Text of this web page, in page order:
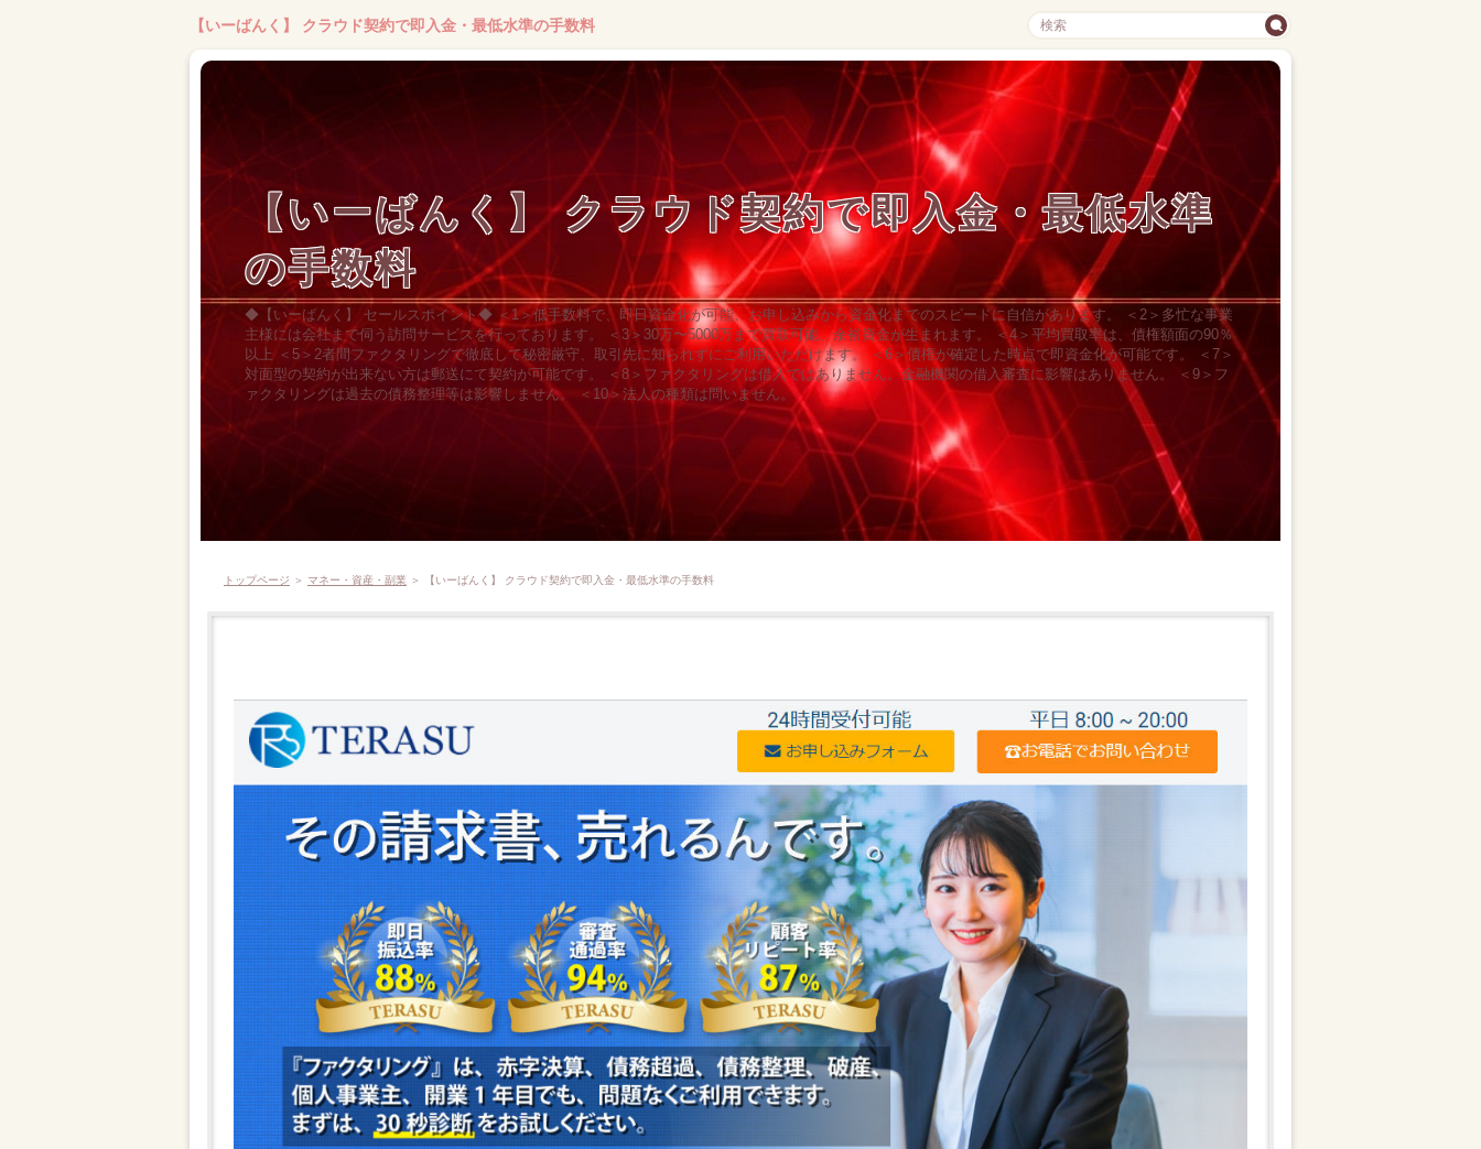
【いーばんく】 クラウド契約で即入金・最低水準の手数料
【いーばんく】 クラウド契約で即入金・最低水準
の手数料
◆【いーばんく】 セールスポイント◆ ＜1＞低手数料で、即日資金化が可能、お申し込みから資金化までのスピードに自信があります。 ＜2＞多忙な事業
主様には会社まで伺う訪問サービスを行っております。 ＜3＞30万〜5000万まで買取可能、余裕資金が生まれます。 ＜4＞平均買取率は、債権額面の90％
以上 ＜5＞2者間ファクタリングで徹底して秘密厳守、取引先に知られずにご利用いただけます。 ＜6＞債権が確定した時点で即資金化が可能です。 ＜7＞
対面型の契約が出来ない方は郵送にて契約が可能です。 ＜8＞ファクタリングは借入ではありません。金融機関の借入審査に影響はありません。 ＜9＞フ
ァクタリングは過去の債務整理等は影響しません。 ＜10＞法人の種類は問いません。
トップページ ＞ マネー・資産・副業 ＞ 【いーばんく】 クラウド契約で即入金・最低水準の手数料